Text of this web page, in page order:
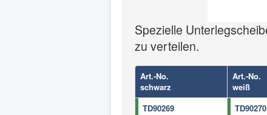
Spezielle
zu verteilen.
Art.-No.
schwarz
Art.-No.
weiß
TD90269 TD90270